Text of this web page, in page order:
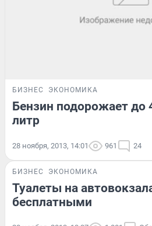
БИЗНЕС ЭКОНОМИКА
Бензин подорожает до
литр
28 ноября, 2013, 14:01 961 24
БИЗНЕС ЭКОНОМИКА
Туалеты на
бесплатными